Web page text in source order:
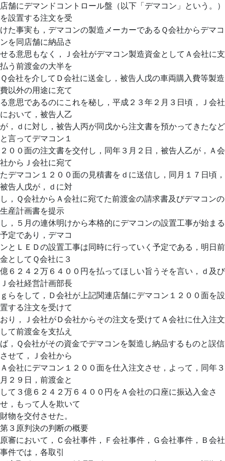
店舗にデマンドコントロール盤（以下「デマコン」という。）
を設置する注文を受
けた事実も，デマコンの製造メーカーであるＱ会社からデマコ
ンを同店舗に納品さ
せる意思もなく，Ｊ会社がデマコン製造資金としてＡ会社に支
払う前渡金の大半を
Ｑ会社を介してＤ会社に送金し，被告人戊の車両購入費等製造
費以外の用途に充て
る意思であるのにこれを秘し，平成２３年２月３日頃，Ｊ会社
において，被告人乙
が，ｄに対し，被告人丙が同戊から注文書を預かってきたなど
と言ってデマコン１
２００面の注文書を交付し，同年３月２日，被告人乙が，Ａ会
社からＪ会社に宛て
たデマコン１２００面の見積書をｄに送信し，同月１７日頃，
被告人戊が，ｄに対
し，Ｑ会社からＡ会社に宛てた前渡金の請求書及びデマコンの
生産計画書を提示
し，５月の連休明けから本格的にデマコンの設置工事が始まる
予定であり，デマコ
ンとＬＥＤの設置工事は同時に行っていく予定である，明日前
金としてＱ会社に３
億６２４２万６４００円を払ってほしい旨うそを言い，ｄ及び
Ｊ会社経営計画部長
ｇらをして，Ｄ会社が上記関連店舗にデマコン１２００面を設
置する注文を受けて
おり，Ｊ会社がＤ会社からその注文を受けてＡ会社に仕入注文
して前渡金を支払え
ば，Ｑ会社がその資金でデマコンを製造し納品するものと誤信
させて，Ｊ会社から
Ａ会社にデマコン１２００面を仕入注文させ，よって，同年３
月２９日，前渡金と
して３億６２４２万６４００円をＡ会社の口座に振込入金さ
せ，もって人を欺いて
財物を交付させた。
第３原判決の判断の概要
原審において，Ｃ会社事件，Ｆ会社事件，Ｇ会社事件，Ｂ会社
事件では，各取引